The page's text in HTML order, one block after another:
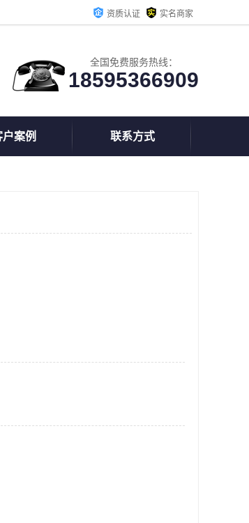
资质认证 实名商家
全国免费服务热线：
18595366909
户案例 联系方式